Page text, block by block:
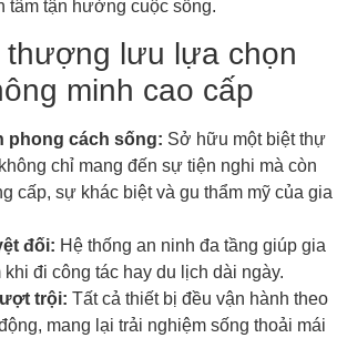
tâm tận hưởng cuộc sống.
thượng lưu lựa chọn
minh cao cấp
phong cách sống: Sở hữu một biệt thự
chỉ mang đến sự tiện nghi mà còn
cấp, sự khác biệt và gu thẩm mỹ của gia
đối: Hệ thống an ninh đa tầng giúp gia
khi đi công tác hay du lịch dài ngày.
trội: Tất cả thiết bị đều vận hành theo
mang lại trải nghiệm sống thoải mái